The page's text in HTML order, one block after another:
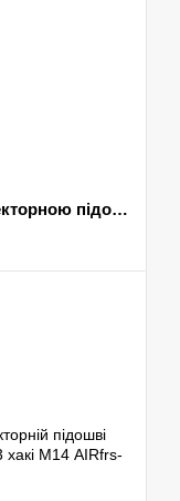
Нубукові Черевики з протекторною підошвою койот розмір 40